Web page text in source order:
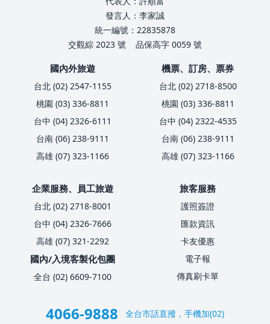
發言人：李家誠
統一編號：22835878
交觀綜 2023 號
品保高字 0059 號
國內外旅遊
台北 (02) 2547-1155
桃園 (03) 336-8811
台中 (04) 2326-6111
台南 (06) 238-9111
高雄 (07) 323-1166
機票、訂房、票券
台北 (02) 2718-8500
桃園 (03) 336-8811
台中 (04) 2322-4535
台南 (06) 238-9111
高雄 (07) 323-1166
企業服務、員工旅遊
台北 (02) 2718-8001
台中 (04) 2326-7666
高雄 (07) 321-2292
國內/入境客製化包團
全台 (02) 6609-7100
旅客服務
護照簽證
匯款資訊
卡友優惠
電子報
傳真刷卡單
4066-9888 全台市話直撥，手機加(02)